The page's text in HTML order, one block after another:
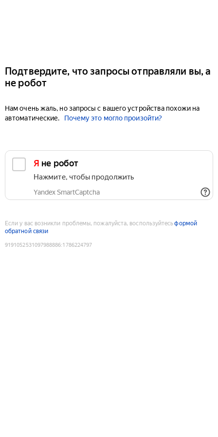
Подтвердите, что запросы отправляли вы, а
не робот
Нам очень жаль, но запросы с вашего устройства похожи на
автоматические.
Почему это могло произойти?
Я не робот
Нажмите, чтобы продолжить
Yandex SmartCaptcha
Если у вас возникли проблемы, пожалуйста, воспользуйтесьформой
обратной связи
9191052531097988886:1786224797